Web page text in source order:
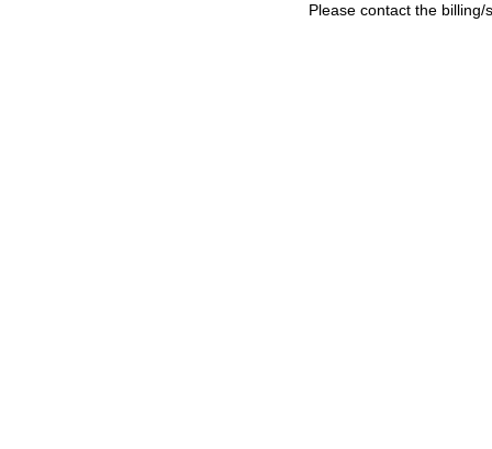
Please contact the